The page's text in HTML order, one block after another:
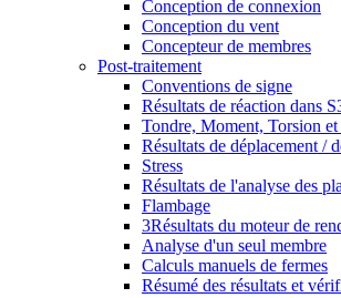
Conception de connexion
Conception du vent
Concepteur de membres
Post-traitement
Conventions de signe
Résultats de réaction dans
Tondre, Moment, Torsion
Résultats de déplacement /
Stress
Résultats de l'analyse des
Flambage
3Résultats du moteur de
Analyse d'un seul membre
Calculs manuels de fermes
Résumé des résultats et